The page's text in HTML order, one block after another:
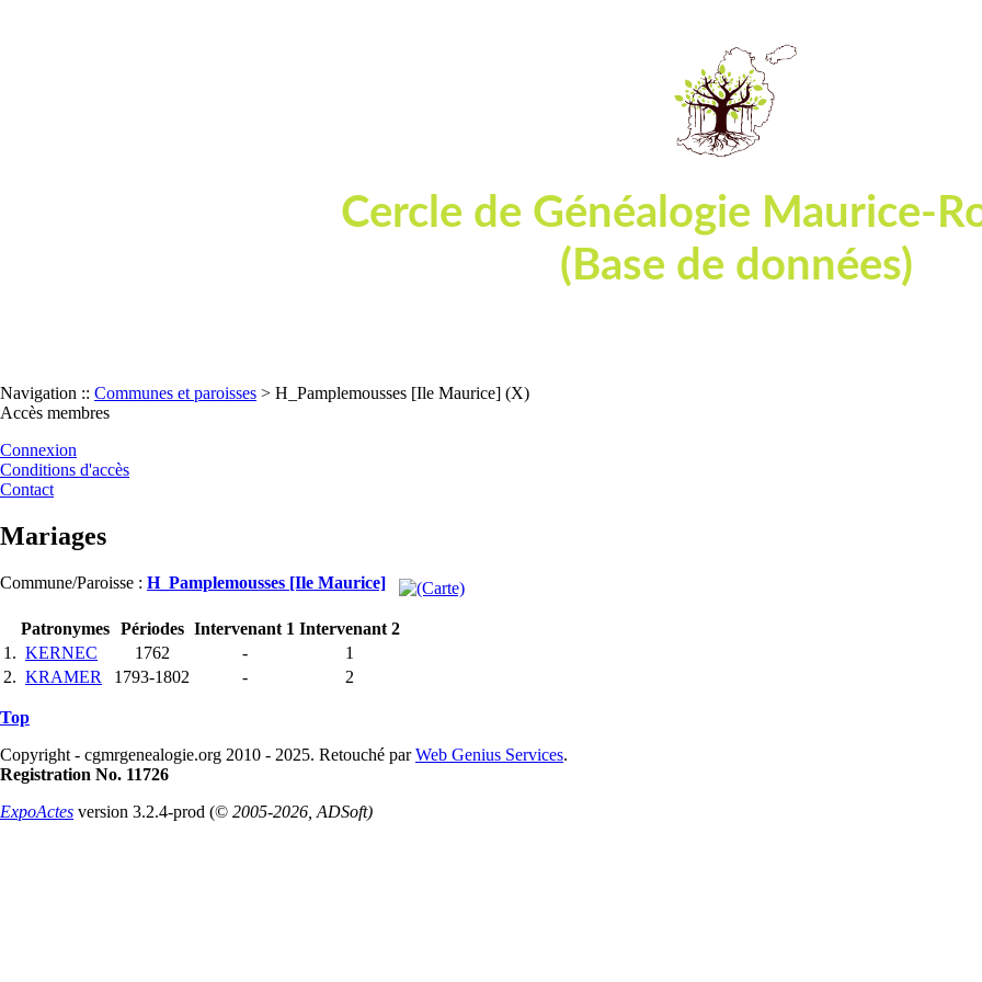
Cercle de Généalogie Maurice-
(Base de données)
Navigation :: Communes et paroisses > H_Pamplemousses [Ile Maurice] (X)
Accès membres
Connexion
Conditions d'accès
Contact
Mariages
Commune/Paroisse : H_Pamplemousses [Ile Maurice]
Patronymes Périodes Intervenant 1 Intervenant 2
1. KERNEC 1762 -
1
2. KRAMER 1793-1802 - 2
Top
Copyright - cgmrgenealogie.org 2010 - 2025. Retouché parWeb Genius Services.
Registration No. 11726
ExpoActes version 3.2.4-prod (© 2005-2026, ADSoft)